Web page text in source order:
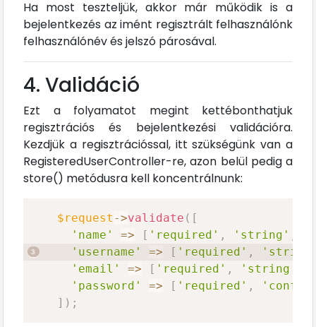
Ha most teszteljük, akkor már működik is a
bejelentkezés az imént regisztrált felhasználónk
felhasználónév és jelszó párosával.
4. Validáció
Ezt a folyamatot megint kettébonthatjuk
regisztrációs és bejelentkezési validációra.
Kezdjük a regisztrációssal, itt szükségünk van a
RegisteredUserController-re, azon belül pedig a
store() metódusra kell koncentrálnunk:
$request ->validate ( [
'name'
=> [ 'required' , 'string'
'username'
=> [ 'required' ,
'email'
=> [ 'required' , 'string'
'password'
=> [ 'required' ,
] ) ;